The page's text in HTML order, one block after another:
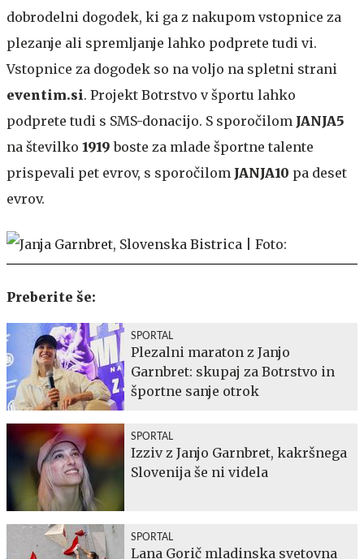
dobrodelni dogodek, ki ga z nakupom vstopnice za
plezanje ali spremljanje lahko podprete tudi vi.
Vstopnice za dogodek so na voljo na spletni strani
eventim.si. Projekt Botrstvo v športu lahko
podprete tudi s SMS-donacijo. S sporočilom JANJA5
na številko 1919 boste za mlade športne talente
prispevali pet evrov, s sporočilom JANJA10 pa deset
evrov.
Preberite še:
SPORTAL
Plezalni maraton z Janjo
Garnbret: skupaj za Botrstvo in
športne sanje otrok
SPORTAL
Izziv z Janjo Garnbret, kakršnega
Slovenija še ni videla
SPORTAL
Lana Gorič mladinska svetovna